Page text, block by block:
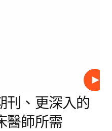
播放
刊、更深入的
師所需